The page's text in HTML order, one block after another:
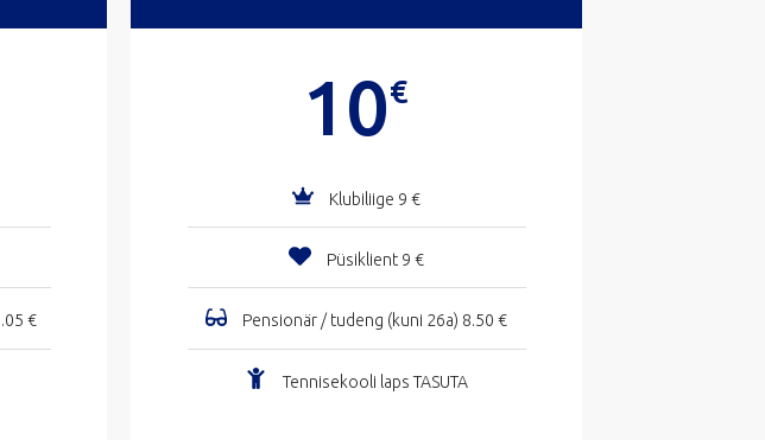
€
10€
Klubiliige 9 €
Püsiklient 9 €
Pensionär / tudeng (kuni 26a) 8.50 €
Tennisekooli laps TASUTA